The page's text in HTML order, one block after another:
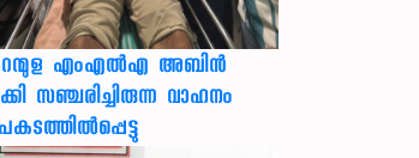
എംഎൽഎ അബിൻ
സഞ്ചരിച്ചിരുന്ന വാഹനം